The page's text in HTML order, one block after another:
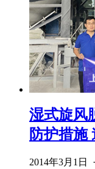
湿式旋风
防护措施
2014年3月1日